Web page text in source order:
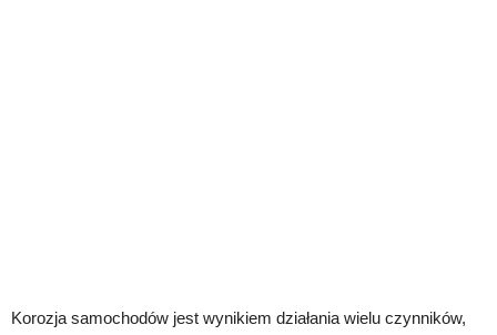
Korozja samochodów jest wynikiem działania wielu czynników,